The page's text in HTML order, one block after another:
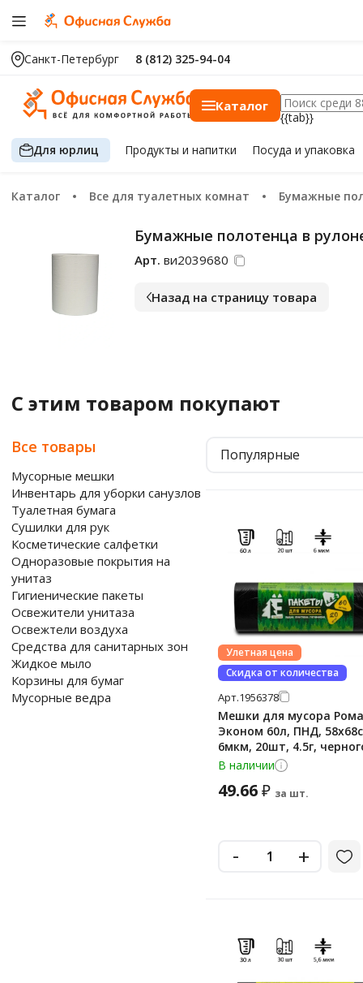
Санкт-Петербург 8 (812) 325-94-04
Каталог
{{tab}}
Для юрлиц Продуктыи напитки Посуда и упаковка
Каталог Все для туалетных комнат Бумажные
Бумажные полотенца в
Арт. ви2039680
Назад на страницу товара
С этим товаром покупают
Все товары
Мусорные мешки
Инвентарь для уборки санузлов
Туалетная бумага
Сушилки для рук
Косметические салфетки
Одноразовые покрытия на
унитаз
Гигиенические пакеты
Освежители унитаза
Освежтели воздуха
Средства для санитарных зон
Жидкое мыло
Корзины для бумаг
Мусорные ведра
Популярные
Улетная цена
Скидка от количества
Арт.1956378
Мешки для мусора
Эконом 60л, ПНД,
6мкм, 20шт, 4.5г,
цвета, в рулоне
В наличии
49.66₽ за шт.
- +